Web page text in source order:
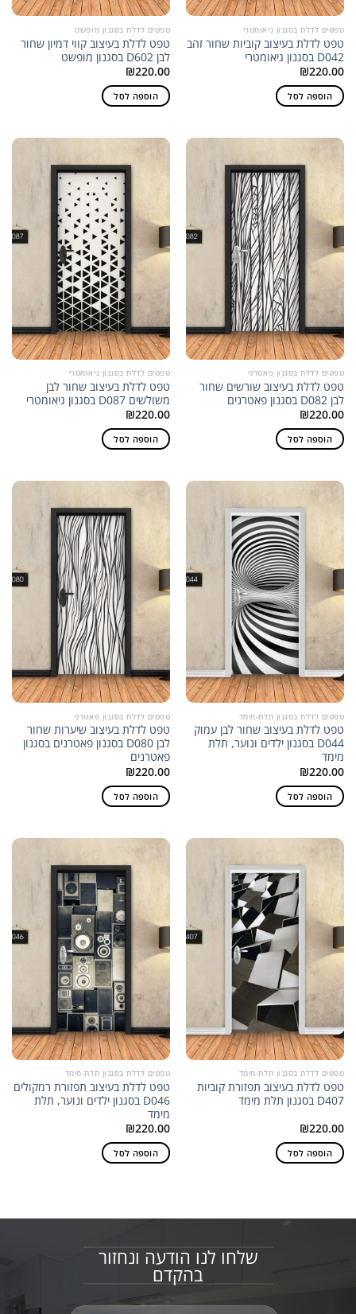
טפטים לדלת בסגנון גיאומטרי
טפט לדלת בעיצוב קוביות שחור זהב
D042 בסגנון גיאומטרי
₪220.00
הוספה לסל
טפטים לדלת בסגנון מופשט
טפט לדלת בעיצוב קווי דמיון שחור
לבן D602 בסגנון מופשט
₪220.00
הוספה לסל
טפטים לדלת בסגנון פאטרני
טפט לדלת בעיצוב שורשים שחור
לבן D082 בסגנון פאטרנים
₪220.00
הוספה לסל
טפטים לדלת בסגנון גיאומטרי
טפט לדלת בעיצוב שחור לבן
משולשים D087 בסגנון גיאומטרי
₪220.00
הוספה לסל
טפטים לדלת בסגנון תלת-מימד
טפט לדלת בעיצוב שחור לבן עמוק
D044 בסגנון ילדים ונוער, תלת
מימד
₪220.00
הוספה לסל
טפטים לדלת בסגנון פאטרני
טפט לדלת בעיצוב שיערות שחור
לבן D080 בסגנון פאטרנים בסגנון
פאטרנים
₪220.00
הוספה לסל
טפטים לדלת בסגנון תלת-מימד
טפט לדלת בעיצוב תפזורת קוביות
D407 בסגנון תלת מימד
₪220.00
הוספה לסל
טפטים לדלת בסגנון תלת-מימד
טפט לדלת בעיצוב תפזורת רמקולים
D046 בסגנון ילדים ונוער, תלת
מימד
₪220.00
הוספה לסל
שלחו לנו הודעה ונחזור
בהקדם